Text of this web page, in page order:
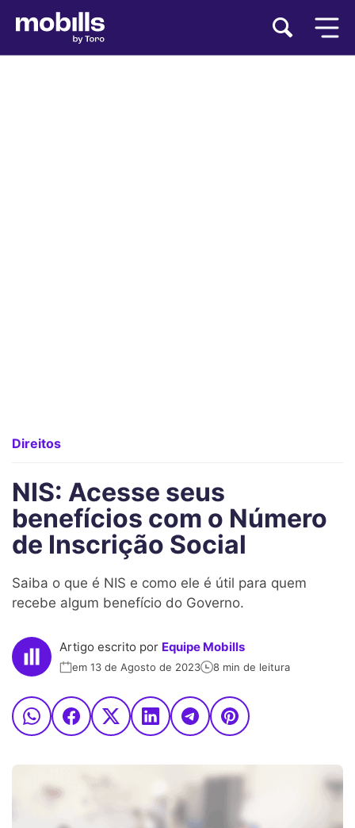
Direitos
NIS: Acesse seus
benefícios com o Número
de Inscrição Social
Saiba o que é NIS e como ele é útil para quem
recebe algum benefício do Governo.
Artigo escrito por Equipe Mobills
em 13 de Agosto de 2023 8 min de leitura